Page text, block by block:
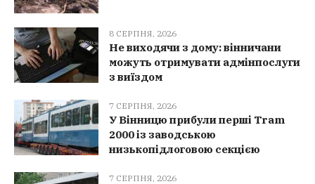
8 СЕРПНЯ, 2026
Не виходячи з дому: вінничани
можуть отримувати адмінпослуги
з виїздом
7 СЕРПНЯ, 2026
У Вінницю прибули перші Tram
2000 із заводською
низькопідлоговою секцією
7 СЕРПНЯ, 2026